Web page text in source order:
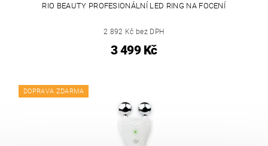
RIO BEAUTY PROFESIONÁLNÍ LED RING NA FOCENÍ
2 892 Kč bez DPH
3 499 Kč
DOPRAVA ZDARMA